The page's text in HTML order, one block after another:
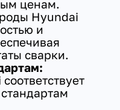
ценам.
Hyundai
и
сварки.